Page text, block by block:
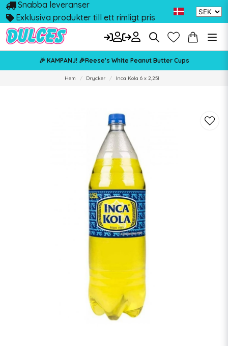
Snabba leveranser
Exklusiva produkter till ett rimligt pris
🎉 KAMPANJ! 🎉Reese's White Peanut Butter Cups
Hem Drycker Inca Kola 6 x 2,25l